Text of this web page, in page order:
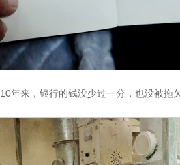
10年来，银行的钱没少过一分，也没被拖